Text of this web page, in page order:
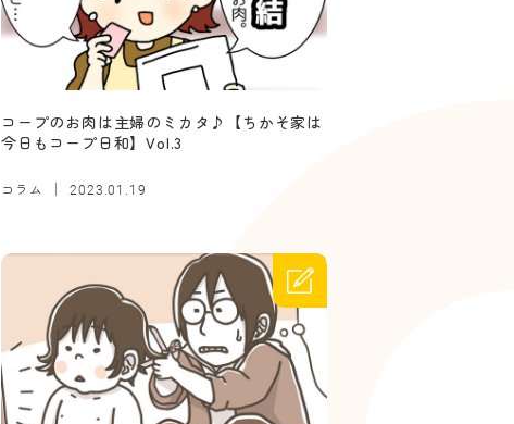
コープのお肉は主婦のミカタ♪【ちかそ家は
今日もコープ日和】Vol.3
コラム 2023.01.19